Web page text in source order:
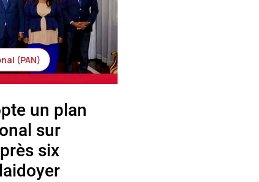
(PAN)
un plan
sur
six